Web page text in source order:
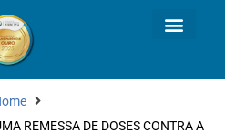
REMESSA DE DOSES CONTRA A